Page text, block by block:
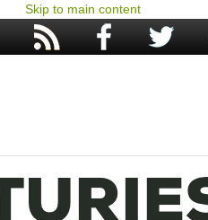
Skip to main content